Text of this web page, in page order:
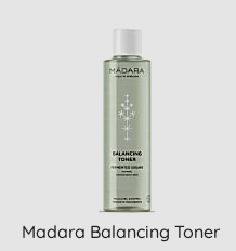
Madara Balancing Toner